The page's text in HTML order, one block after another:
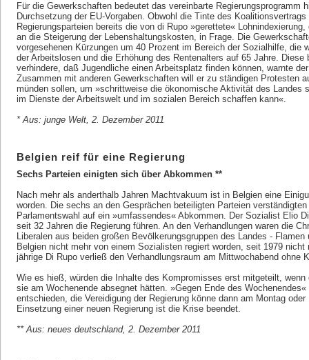
Für die Gewerkschaften bedeutet das vereinbarte Regierungsprogramm
Durchsetzung der EU-Vorgaben. Obwohl die Tinte des
Regierungsparteien bereits die von di Rupo »gerettete«
an die Steigerung der Lebenshaltungskosten, in Frage. Die
vorgesehenen Kürzungen um 40 Prozent im Bereich der Sozialhilfe, die
der Arbeitslosen und die Erhöhung des Rentenalters auf 65 Jahre.
verhindere, daß Jugendliche einen Arbeitsplatz finden können, warnte
Zusammen mit anderen Gewerkschaften will er zu ständigen Protesten
münden sollen, um »schrittweise die ökonomische Aktivität des Landes
im Dienste der Arbeitswelt und im sozialen Bereich schaffen kann«.
* Aus: junge Welt, 2. Dezember 2011
Belgien reif für eine Regierung
Sechs Parteien einigten sich über Abkommen **
Nach mehr als anderthalb Jahren Machtvakuum ist in Belgien eine
worden. Die sechs an den Gesprächen beteiligten Parteien
Parlamentswahl auf ein »umfassendes« Abkommen. Der Sozialist Elio
seit 32 Jahren die Regierung führen. An den Verhandlungen waren die
Liberalen aus beiden großen Bevölkerungsgruppen des Landes -
Belgien nicht mehr von einem Sozialisten regiert worden, seit 1979 nicht
jährige Di Rupo verließ den Verhandlungsraum am Mittwochabend ohne
Wie es hieß, würden die Inhalte des Kompromisses erst mitgeteilt,
sie am Wochenende absegnet hätten. »Gegen Ende des
entschieden, die Vereidigung der Regierung könne dann am Montag
Einsetzung einer neuen Regierung ist die Krise beendet.
** Aus: neues deutschland, 2. Dezember 2011